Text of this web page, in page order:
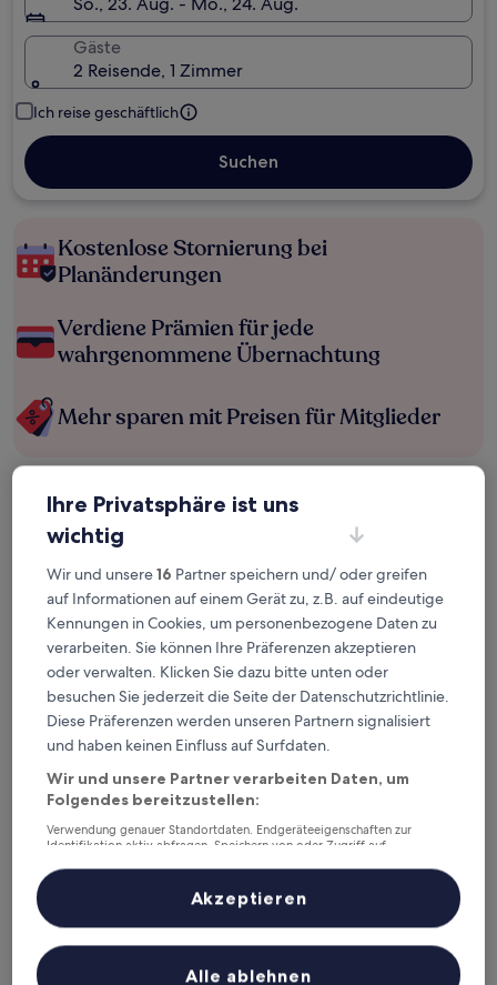
Gäste
2 Reisende, 1 Zimmer
Ich reise geschäftlich
Suchen
Kostenlose Stornierung bei
Planänderungen
Verdiene Prämien für jede
wahrgenommene Übernachtung
Mehr sparen mit Preisen für Mitglieder
Überprüfe die Preise für diese Daten
Heute
9. Aug. - 10. Aug.
Morgen
10. Aug. - 11. Aug.
Nächstes Wochenende
14. Aug. - 16. Aug.
In zwei Wochen
21. Aug. - 23. Aug.
Top 5 Hotels in der Nähe von
Bahnhof Changde auf einen
Blick
Bandao Holiday Hotel— 2-Sterne-Hotel in Bezirk Wuling, 1,2 km
von Bahnhof Changde entfernt.
Jinlong Yufeng Hotel (Changde Huanlecheng High Speed
Railway Station)— 2-Sterne-Hotel in Bezirk Wuling, 1,9 km von
Bahnhof Changde entfernt.
Sheraton Changde Wuling Hotel— 4.5-Sterne-Hotel in Bezirk
Wuling, 3,4 km von Bahnhof Changde entfernt.
Gästebewertung: 9,6/10 — Außergewöhnlich.
— 2-Sterne-Hotel in Bezirk Wuling, 3,7 km von
Ihre Privatsphäre ist uns
wichtig
Wir und unsere16 Partner speichern und/ oder greifen
auf Informationen auf einem Gerät zu, z.B. auf eindeutige
Kennungen in Cookies, um personenbezogene Daten zu
verarbeiten. Sie können Ihre Präferenzen akzeptieren
oder verwalten. Klicken Sie dazu bitte unten oder
besuchen Sie jederzeit die Seite der Datenschutzrichtlinie.
Diese Präferenzen werden unseren Partnern signalisiert
und haben keinen Einfluss auf Surfdaten.
Wir und unsere Partner verarbeiten Daten, um
Folgendes bereitzustellen:
Verwendung genauer Standortdaten. Endgeräteeigenschaften zur
Identifikation aktiv abfragen. Speichern von oder Zugriff auf
Inhalte, Messung von Werbeleistung und der Performance von Inhalten,
Zielgruppenforschung sowie Entwicklung und Verbesserung von
Liste der Partner (Lieferanten)
Alle ablehnen
Akzeptieren